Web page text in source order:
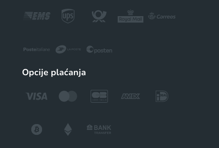
Opcije plaćanja